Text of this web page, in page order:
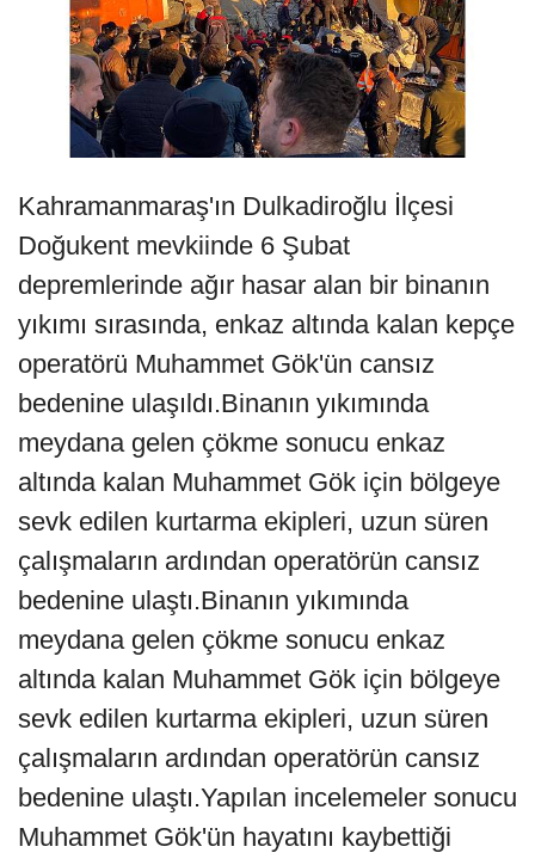
Kahramanmaraş'ın Dulkadiroğlu İlçesi
Doğukent mevkiinde 6 Şubat
depremlerinde ağır hasar alan bir binanın
yıkımı sırasında, enkaz altında kalan kepçe
operatörü Muhammet Gök'ün cansız
bedenine ulaşıldı.Binanın yıkımında
meydana gelen çökme sonucu enkaz
altında kalan Muhammet Gök için bölgeye
sevk edilen kurtarma ekipleri, uzun süren
çalışmaların ardından operatörün cansız
bedenine ulaştı.Binanın yıkımında
meydana gelen çökme sonucu enkaz
altında kalan Muhammet Gök için bölgeye
sevk edilen kurtarma ekipleri, uzun süren
çalışmaların ardından operatörün cansız
bedenine ulaştı.Yapılan incelemeler sonucu
Muhammet Gök'ün hayatını kaybettiği